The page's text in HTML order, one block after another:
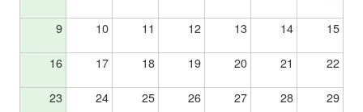
9 10 11 12 13 14 15
16 17 18 19 20 21 22
23 24 25 26 27 28 29